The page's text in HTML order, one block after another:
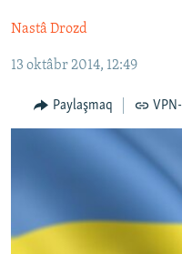
qaytmaq
qaytmaq
CEMİYET
MEDENİYET
İNSAN AQLARI
FİKİR
Nastâ Drozd
13 oktâbr 2014, 12:49
Paylaşmaq